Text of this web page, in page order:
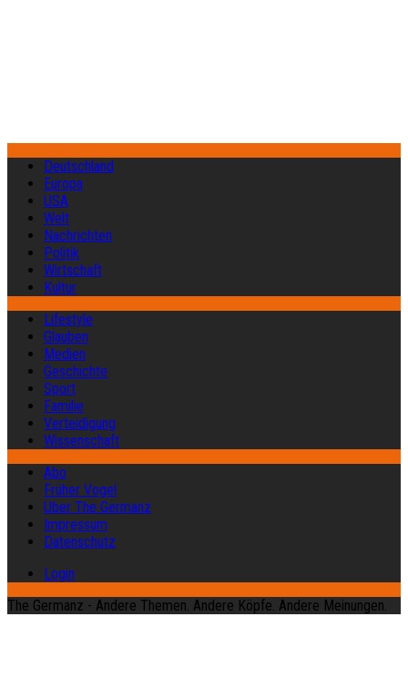
Deutschland
Europa
USA
Welt
Nachrichten
Politik
Wirtschaft
Kultur
Lifestyle
Glauben
Medien
Geschichte
Sport
Familie
Verteidigung
Wissenschaft
Abo
Früher Vogel
Über The Germanz
Impressum
Datenschutz
Login
The Germanz - Andere Themen. Andere Köpfe. Andere Meinungen.